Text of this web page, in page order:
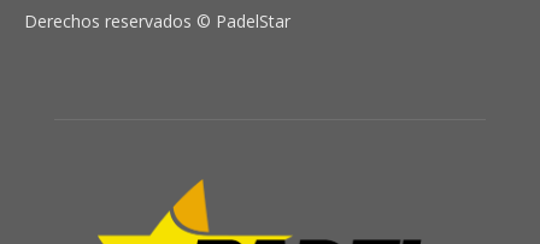
Derechos reservados © PadelStar